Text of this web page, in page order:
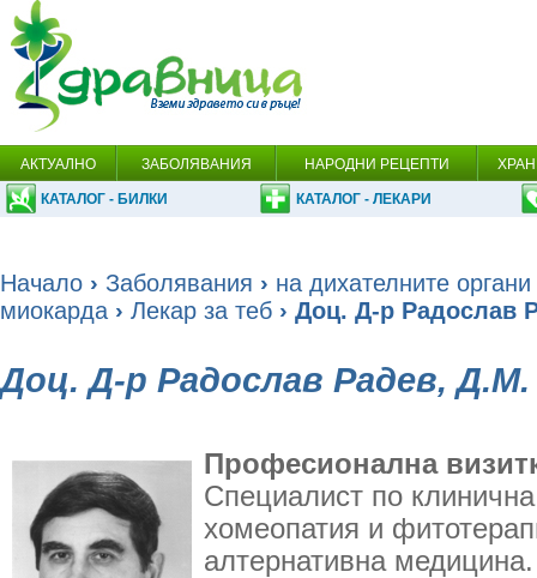
АКТУАЛНО ЗАБОЛЯВАНИЯ НАРОДНИ РЕЦЕПТИ
КАТАЛОГ - БИЛКИ КАТАЛОГ - ЛЕКАРИ
Начало › Заболявания › на дихателните
миокарда › Лекар за теб › Доц. Д-р Радослав
Доц. Д-р Радослав Радев, Д.М.
Професионална
Специалист по
хомеопатия и
алтернативна медицина.